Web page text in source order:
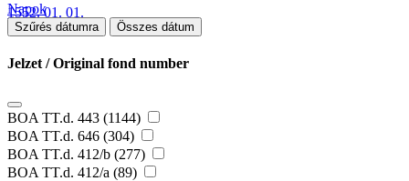
1552. 01. 01.
Napok
Szűrés dátumra Összes dátum
Jelzet / Original fond number
BOA TT.d. 443 (1144)
BOA TT.d. 646 (304)
BOA TT.d. 412/b (277)
BOA TT.d. 412/a (89)